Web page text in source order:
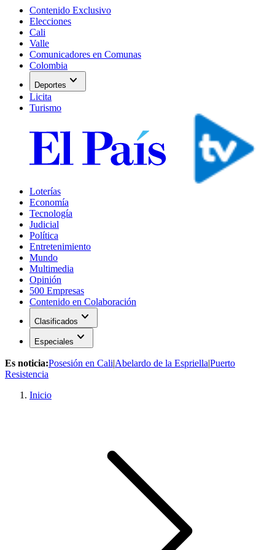
Contenido Exclusivo
Elecciones
Cali
Valle
Comunicadores en Comunas
Colombia
Deportes expand_more
Licita
Turismo
Loterías
Economía
Tecnología
Judicial
Política
Entretenimiento
Mundo
Multimedia
Opinión
500 Empresas
Contenido en Colaboración
Clasificados expand_more
Especiales expand_more
Es noticia:Posesión en Cali|Abelardo de la Espriella|Puerto
Resistencia
Inicio